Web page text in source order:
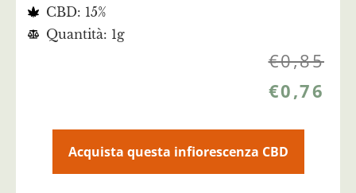
CBD: 15%
Quantità: 1g
€0,85
€0,76
Acquista questa infiorescenza CBD